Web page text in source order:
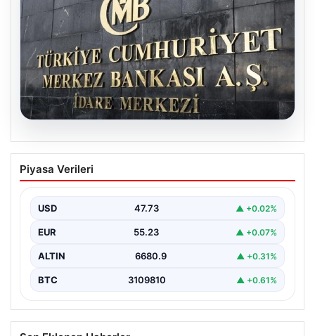
08.08.2026
Merkez Bankası faiz kararı ne zaman?
Ekonomistlerin nisan ayı faiz beklentisi
Piyasa Verileri
USD 47.73 ▲ +0.02%
EUR 55.23 ▲ +0.07%
ALTIN 6680.9 ▲ +0.31%
BTC 3109810 ▲ +0.61%